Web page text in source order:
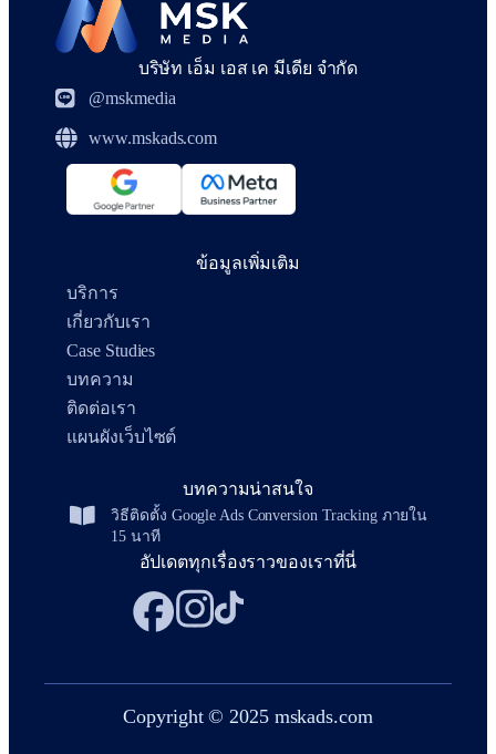
บริษัท เอ็ม เอส เค มีเดีย จำกัด
@mskmedia
www.mskads.com
ข้อมูลเพิ่มเติม
บริการ
เกี่ยวกับเรา
Case Studies
บทความ
ติดต่อเรา
แผนผังเว็บไซต์
บทความน่าสนใจ
วิธีติดตั้ง Google Ads Conversion Tracking ภายใน
15 นาที
อัปเดตทุกเรื่องราวของเราที่นี่
Copyright © 2025 mskads.com